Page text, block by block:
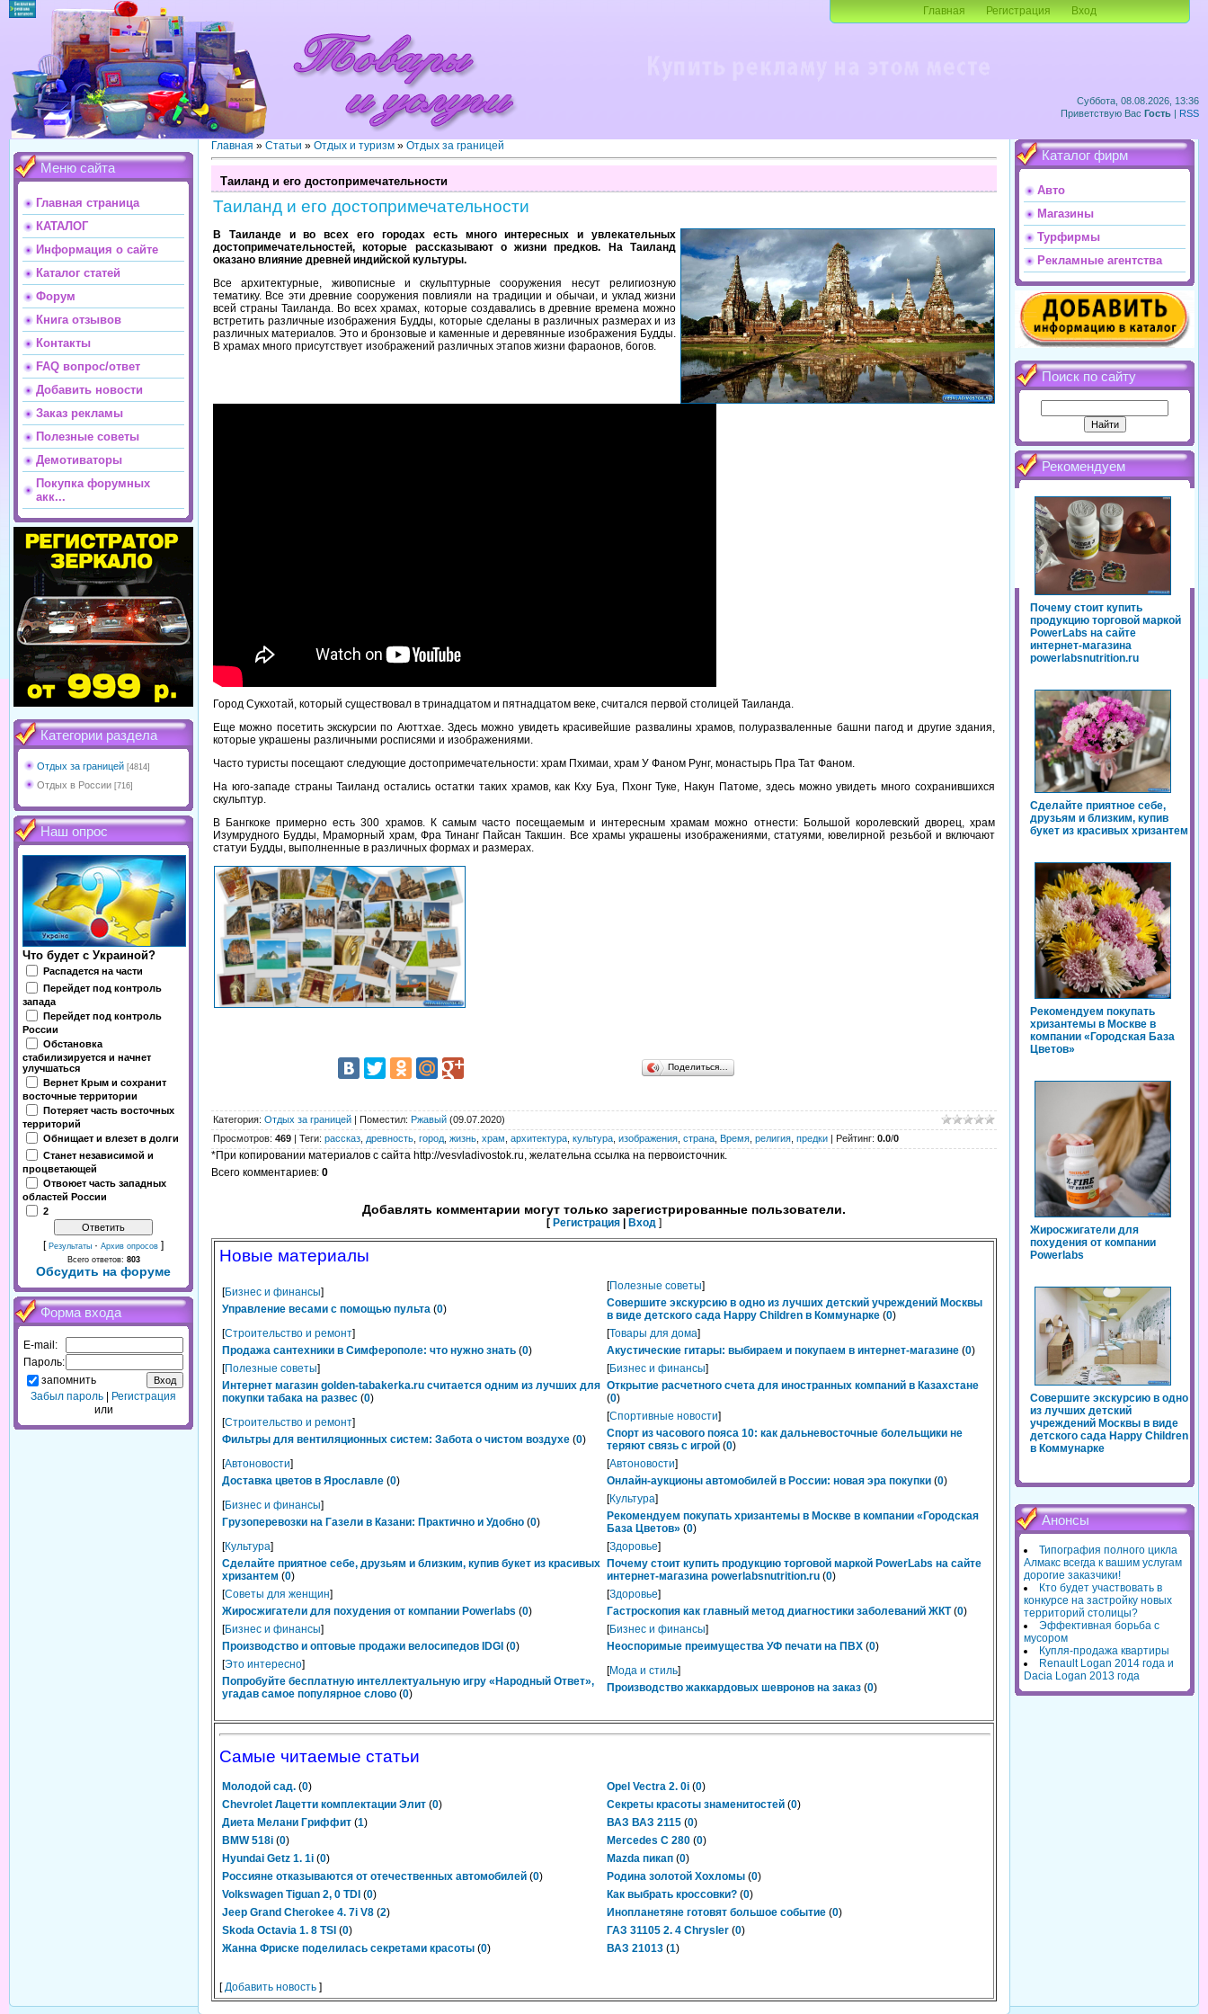
Суббота, 08.08.2026, 13:36
Приветствую Вас Гость | RSS
Главная Регистрация Вход
Меню сайта
Главная страница
КАТАЛОГ
Информация о сайте
Каталог статей
Форум
Книга отзывов
Контакты
FAQ вопрос/ответ
Добавить новости
Заказ рекламы
Полезные советы
Демотиваторы
Покупка форумных
акк...
Категории раздела
Отдых за границей [4814]
Отдых в России [716]
Наш опрос
Что будет с Украиной?
Распадется на части
Перейдет под контроль
запада
Перейдет под контроль
России
Обстановка
стабилизируется и начнет
улучшаться
Вернет Крым и сохранит
восточные территории
Потеряет часть восточных
территорий
Обнищает и влезет в долги
Станет независимой и
процветающей
Отвоюет часть западных
областей России
2
[ Результаты · Архив опросов ]
Всего ответов: 803
Обсудить на форуме
Форма входа
E-mail:
Пароль:
запомнить
Забыл пароль
Регистрация
или
Главная » Статьи » Отдых и туризм » Отдых за границей
Таиланд и его достопримечательности
Таиланд и его достопримечательности
В Таиланде и во всех его городах есть много интересных и увлекательных
достопримечательностей, которые рассказывают о жизни предков. На Таиланд
оказано влияние древней индийской культуры.
Все архитектурные, живописные и скульптурные сооружения несут религиозную
тематику. Все эти древние сооружения повлияли на традиции и обычаи, и уклад жизни
всей страны Таиланда. Во всех храмах, которые создавались в древние времена можно
встретить различные изображения Будды, которые сделаны в различных размерах и из
различных материалов. Это и бронзовые и каменные и деревянные изображения Будды.
В храмах много присутствует изображений различных этапов жизни фараонов, богов.
Город Сукхотай, который существовал в тринадцатом и пятнадцатом веке, считался первой столицей Таиланда.
Еще можно посетить экскурсии по Аюттхае. Здесь можно увидеть красивейшие развалины храмов, полуразваленные башни пагод и другие здания,
которые украшены различными росписями и изображениями.
Часто туристы посещают следующие достопримечательности: храм Пхимаи, храм У Фаном Рунг, монастырь Пра Тат Фаном.
На юго-западе страны Таиланд остались остатки таких храмов, как Кху Буа, Пхонг Туке, Накун Патоме, здесь можно увидеть много сохранившихся
скульптур.
В Бангкоке примерно есть 300 храмов. К самым часто посещаемым и интересным храмам можно отнести: Большой королевский дворец, храм
Изумрудного Будды, Мраморный храм, Фра Тинанг Пайсан Такшин. Все храмы украшены изображениями, статуями, ювелирной резьбой и включают
статуи Будды, выполненные в различных формах и размерах.
Поделиться…
Категория: Отдых за границей | Поместил: Ржавый (09.07.2020)
Просмотров: 469 | Теги: рассказ древность город жизнь храм архитектура культура изображения страна Время религия предки | Рейтинг: 0.0/0
*При копировании материалов с сайта http://vesvladivostok.ru, желательна ссылка на первоисточник.
Всего комментариев: 0
Добавлять комментарии могут только зарегистрированные пользователи.
[ Регистрация Вход ]
Новые материалы
[Бизнес и финансы]
Управление весами с помощью пульта (0)
[Полезные советы]
Совершите экскурсию в одно из лучших детский учреждений Москвы
в виде детского сада Happy Children в Коммунарке (0)
[Строительство и ремонт]
Продажа сантехники в Симферополе: что нужно знать (0)
[Товары для дома]
Акустические гитары: выбираем и покупаем в интернет-магазине (0)
[Полезные советы]
Интернет магазин golden-tabakerka.ru считается одним из лучших для
покупки табака на развес (0)
[Бизнес и финансы]
Открытие расчетного счета для иностранных компаний в Казахстане
(0)
[Строительство и ремонт]
Фильтры для вентиляционных систем: Забота о чистом воздухе (0)
[Спортивные новости]
Спорт из часового пояса 10: как дальневосточные болельщики не
теряют связь с игрой (0)
[Автоновости]
Доставка цветов в Ярославле (0)
[Автоновости]
Онлайн-аукционы автомобилей в России: новая эра покупки (0)
[Бизнес и финансы]
Грузоперевозки на Газели в Казани: Практично и Удобно (0)
[Культура]
Рекомендуем покупать хризантемы в Москве в компании «Городская
База Цветов» (0)
[Культура]
Сделайте приятное себе, друзьям и близким, купив букет из красивых
хризантем (0)
[Здоровье]
Почему стоит купить продукцию торговой маркой PowerLabs на сайте
интернет-магазина powerlabsnutrition.ru (0)
[Советы для женщин]
Жиросжигатели для похудения от компании Powerlabs (0)
[Здоровье]
Гастроскопия как главный метод диагностики заболеваний ЖКТ (0)
[Бизнес и финансы]
Производство и оптовые продажи велосипедов IDGI (0)
[Бизнес и финансы]
Неоспоримые преимущества УФ печати на ПВХ (0)
[Это интересно]
Попробуйте бесплатную интеллектуальную игру «Народный Ответ»,
угадав самое популярное слово (0)
[Мода и стиль]
Производство жаккардовых шевронов на заказ (0)
Самые читаемые статьи
Молодой сад. (0) Opel Vectra 2. 0i (0)
Chevrolet Лацетти комплектации Элит (0) Секреты красоты знаменитостей (0)
Диета Мелани Гриффит (1) ВАЗ ВАЗ 2115 (0)
BMW 518i (0) Mercedes C 280 (0)
Hyundai Getz 1. 1i (0) Mazda пикап (0)
Россияне отказываются от отечественных автомобилей (0) Родина золотой Хохломы (0)
Volkswagen Tiguan 2, 0 TDI (0) Как выбрать кроссовки? (0)
Jeep Grand Cherokee 4. 7i V8 (2) Инопланетяне готовят большое событие (0)
Skoda Octavia 1. 8 TSI (0) ГАЗ 31105 2. 4 Chrysler (0)
Жанна Фриске поделилась секретами красоты (0) ВАЗ 21013 (1)
[Добавить новость ]
Каталог фирм
Авто
Магазины
Турфирмы
Рекламные агентства
Поиск по сайту
Рекомендуем
Почему стоит купить
продукцию торговой маркой
PowerLabs на сайте
интернет-магазина
powerlabsnutrition.ru
Сделайте приятное себе,
друзьям и близким, купив
букет из красивых хризантем
Рекомендуем покупать
хризантемы в Москве в
компании «Городская База
Цветов»
Жиросжигатели для
похудения от компании
Powerlabs
Совершите экскурсию в одно
из лучших детский
учреждений Москвы в виде
детского сада Happy Children
в Коммунарке
Анонсы
Типография полного цикла
Алмакс всегда к вашим услугам
дорогие заказчики!
Кто будет участвовать в
конкурсе на застройку новых
территорий столицы?
Эффективная борьба с
мусором
Купля-продажа квартиры
Renault Logan 2014 года и
Dacia Logan 2013 года